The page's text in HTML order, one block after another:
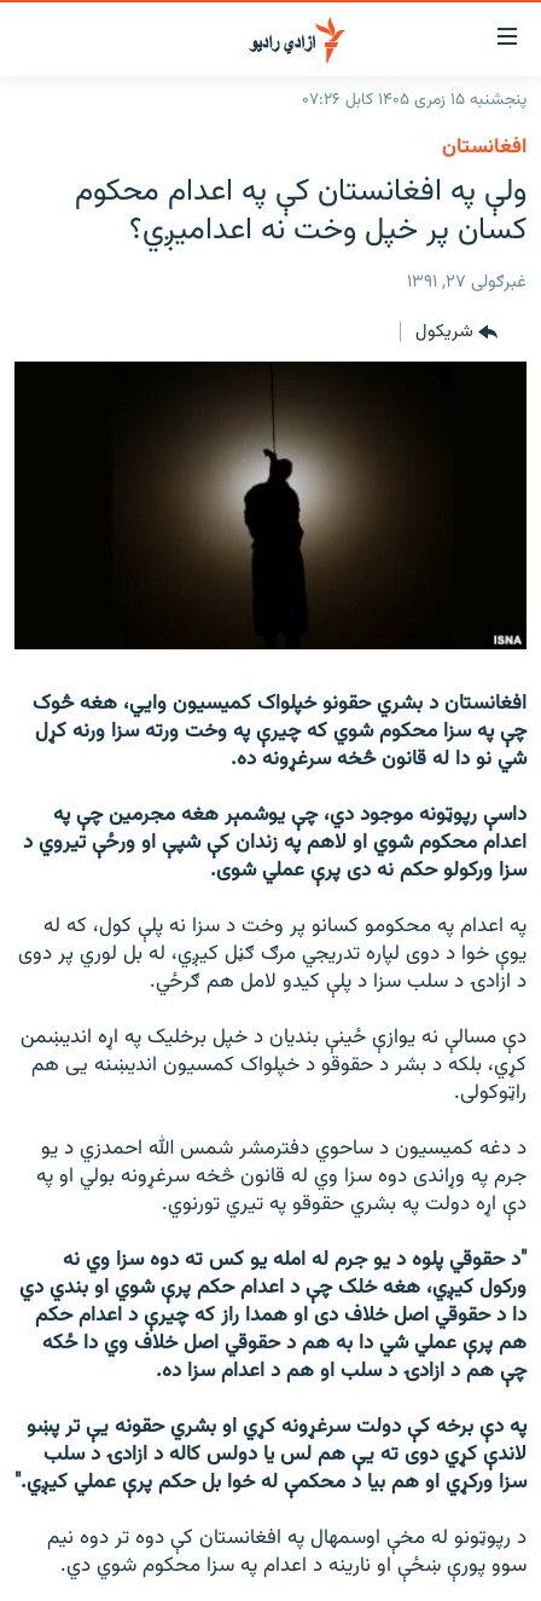
د
لاسرسۍ
وړ
لېنکونه
متن
ته
اصلي
ورتلل
راپورونه
افغانستان
نړۍ
خبرونه
د خپرونو جدول
مرکې
اونیزې خپرونې
دري پاڼه
راسره ملګري شئ
د ازادې اروپا/ ازادي راډيو ټولې پاڼې
پنجشنبه ۱۵ زمری ۱۴۰۵ کابل ۰۷:۲۶
افغانستان
ولې په افغانستان کې په اعدام محکوم
کسان پر خپل وخت نه اعدامیږي؟
غبرګولی ۲۷, ۱۳۹۱
شريکول
افغانستان د بشري حقونو خپلواک کمیسیون وایي، هغه څوک
چې په سزا محکوم شوي که چیرې په وخت ورته سزا ورنه کړل
شي نو دا له قانون څخه سرغړونه ده.
داسې رپوټونه موجود دي، چې یوشمېر هغه مجرمین چې په
اعدام محکوم شوي او لاهم په زندان کې شپې او ورځې تیروي د
سزا ورکولو حکم نه دی پرې عملي شوی.
په اعدام په محکومو کسانو پر وخت د سزا نه پلې کول، که له
یوې خوا د دوی لپاره تدریجي مرګ ګڼل کیږي، له بل لوري پر دوی
د ازادۍ د سلب سزا د پلې کیدو لامل هم ګرځي.
دې مسالې نه یوازې ځینې بندیان د خپل برخلیک په اړه اندیښمن
کړي، بلکه د بشر د حقوقو د خپلواک کمسیون اندیښنه یی هم
راټوکولی.
د دغه کمیسیون د ساحوي دفترمشر شمس الله احمدزي د یو
جرم په وړاندی دوه سزا وي له قانون څخه سرغړونه بولي او په
دې اړه دولت په بشري حقوقو په تیري تورنوي.
″د حقوقي پلوه د یو جرم له امله یو کس ته دوه سزا وي نه
ورکول کیږي، هغه خلک چې د اعدام حکم پرې شوي او بندي دي
دا د حقوقي اصل خلاف دی او همدا راز که چیرې د اعدام حکم
هم پرې عملي شي دا به هم د حقوقي اصل خلاف وي دا ځکه
چې هم د ازادۍ د سلب او هم د اعدام سزا ده.
په دې برخه کې دولت سرغړونه کړي او بشري حقونه یې تر پښو
لاندې کړي دوی ته یې هم لس یا دولس کاله د ازادۍ د سلب
سزا ورکړي او هم بیا د محکمې له خوا بل حکم پرې عملي کیږي.″
د رپوټونو له مخې اوسمهال په افغانستان کې دوه تر دوه نیم
سوو پورې ښځې او نارینه د اعدام په سزا محکوم شوي دي.